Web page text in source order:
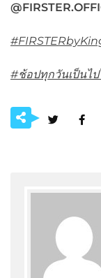
#ช้อปทุกวันเป็นไ